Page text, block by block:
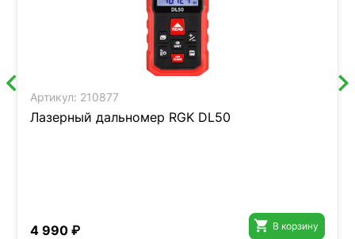
Артикул: 210877
Лазерный дальномер RGK DL50
4 990 ₽  В корзину